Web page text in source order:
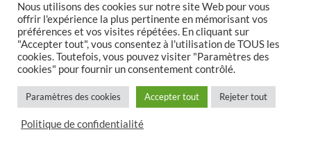
>
Nous utilisons des cookies sur notre site Web pour vous
offrir l'expérience la plus pertinente en mémorisant vos
préférences et vos visites répétées. En cliquant sur
"Accepter tout", vous consentez à l'utilisation de TOUS les
cookies. Toutefois, vous pouvez visiter "Paramètres des
cookies" pour fournir un consentement contrôlé.
Paramètres des cookies Accepter tout Rejeter tout
Politique de confidentialité